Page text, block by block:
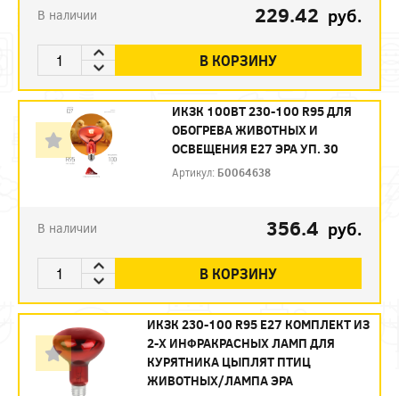
В наличии 229.42 руб.
В КОРЗИНУ
ИКЗК 100ВТ 230-100 R95 ДЛЯ
ОБОГРЕВА ЖИВОТНЫХ И
ОСВЕЩЕНИЯ Е27 ЭРА УП. 30
Артикул: Б0064638
В наличии 356.4 руб.
В КОРЗИНУ
ИКЗК 230-100 R95 E27 КОМПЛЕКТ ИЗ
2-Х ИНФРАКРАСНЫХ ЛАМП ДЛЯ
КУРЯТНИКА ЦЫПЛЯТ ПТИЦ
ЖИВОТНЫХ/ЛАМПА ЭРА